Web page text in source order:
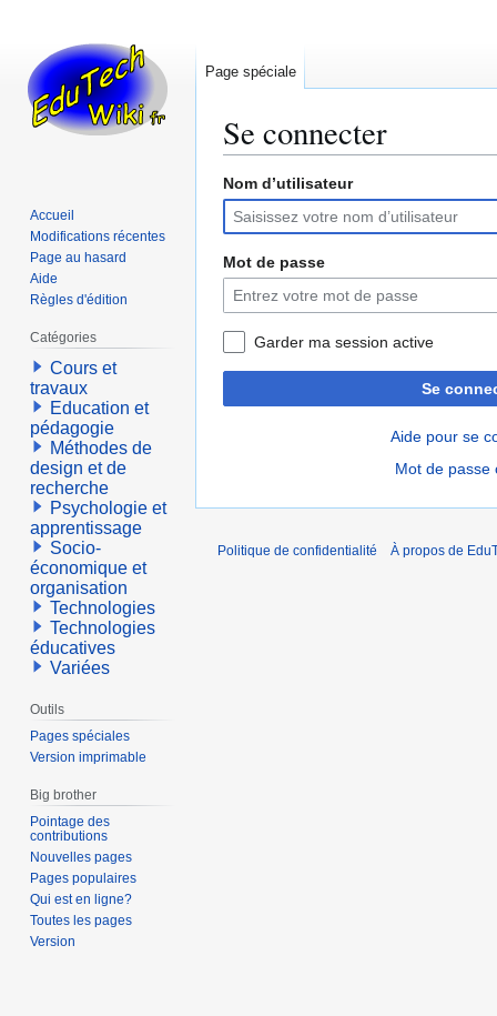
Se connecter
Aller
la
navigation
Aller
la
recherche
Nom d’utilisateur
Mot de passe
Garder ma session active
Se
Aide pour se
Mot de passe
Page spéciale
Accueil
Modifications récentes
Page au hasard
Aide
Règles d'édition
Catégories
Cours et
travaux
Education et
pédagogie
Méthodes de
design et de
recherche
Psychologie et
apprentissage
Socio-
économique et
organisation
Technologies
Technologies
éducatives
Variées
Outils
Pages spéciales
Version imprimable
Big brother
Pointage des
contributions
Nouvelles pages
Pages populaires
Qui est en ligne?
Toutes les pages
Version
Politique de confidentialité À propos de